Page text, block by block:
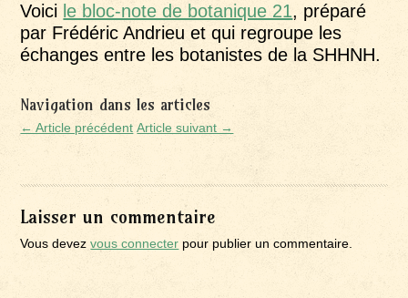
Voici le bloc-note de botanique 21, préparé
par Frédéric Andrieu et qui regroupe les
échanges entre les botanistes de la SHHNH.
Navigation dans les articles
← Article précédent Article suivant →
Laisser un commentaire
Vous devezvous connecter pour publier un commentaire.